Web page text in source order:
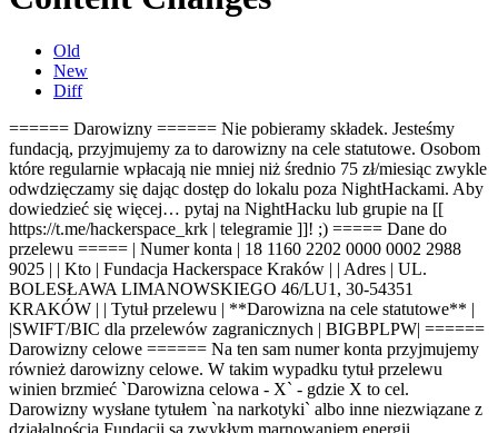
Old
New
Diff
====== Darowizny ====== Nie pobieramy składek. Jesteśmy
fundacją, przyjmujemy za to darowizny na cele statutowe. Osobom
które regularnie wpłacają nie mniej niż średnio 75 zł/miesiąc zwykle
odwdzięczamy się dając dostęp do lokalu poza NightHackami. Aby
dowiedzieć się więcej… pytaj na NightHacku lub grupie na [[
https://t.me/hackerspace_krk | telegramie ]]! ;) ===== Dane do
przelewu ===== | Numer konta | 18 1160 2202 0000 0002 2988
9025 | | Kto | Fundacja Hackerspace Kraków | | Adres | UL.
BOLESŁAWA LIMANOWSKIEGO 46/LU1, 30-54351
KRAKÓW | | Tytuł przelewu | **Darowizna na cele statutowe** |
|SWIFT/BIC dla przelewów zagranicznych | BIGBPLPW| ======
Darowizny celowe ====== Na ten sam numer konta przyjmujemy
również darowizny celowe. W takim wypadku tytuł przelewu
winien brzmieć `Darowizna celowa - X` - gdzie X to cel.
Darowizny wysłane tytułem `na narkotyki` albo inne niezwiązane z